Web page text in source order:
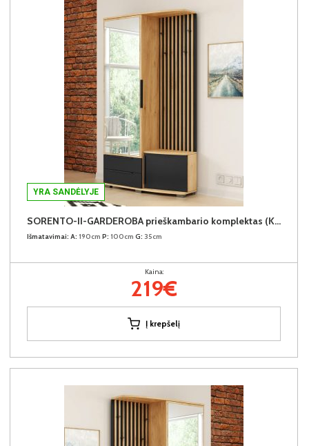
YRA SANDĖLYJE
SORENTO-II-GARDEROBA prieškambario komplektas (Kairinis)
Išmatavimai: A: 190cm P: 100cm G: 35cm
Kaina:
219€
Į krepšelį